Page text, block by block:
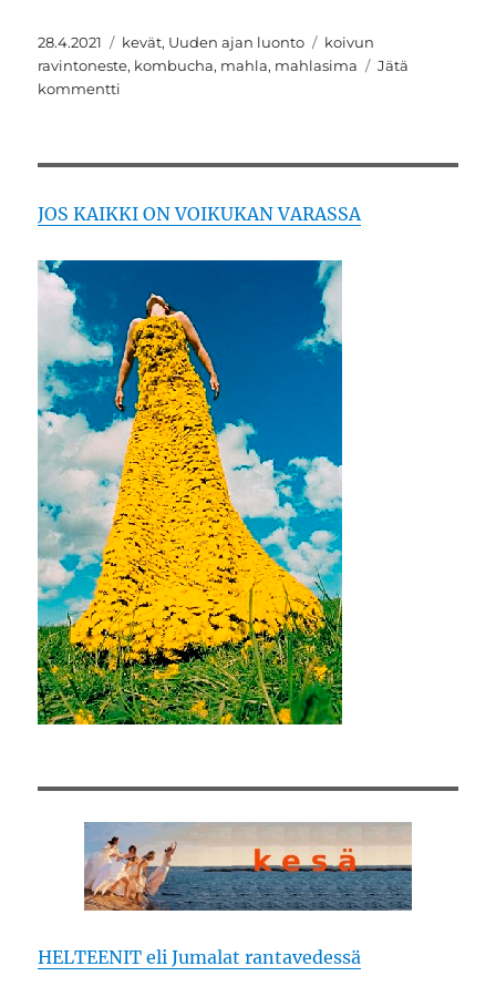
Julkaistu
28.4.2021 Kategoriat
kevät, Uuden ajan luonto Avainsanat
koivun
ravintoneste, kombucha, mahla, mahlasima
Jätä
kommentti
JOS KAIKKI ON VOIKUKAN VARASSA
HELTEENIT eli Jumalat rantavedessä